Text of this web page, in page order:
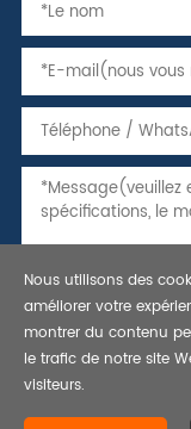
Nous utilisons des
améliorer votre
montrer du contenu
le trafic de notre site
visiteurs.